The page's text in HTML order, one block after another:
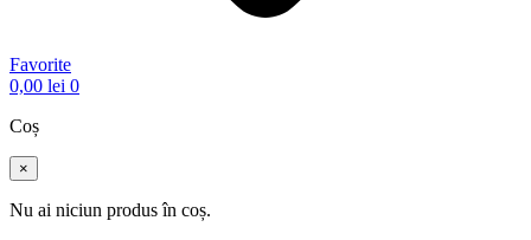
Favorite
0,00 lei 0
Coș
×
Nu ai niciun produs în coș.